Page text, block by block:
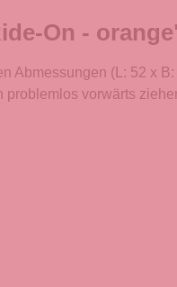
On -
(L: 52 x
vorwärts